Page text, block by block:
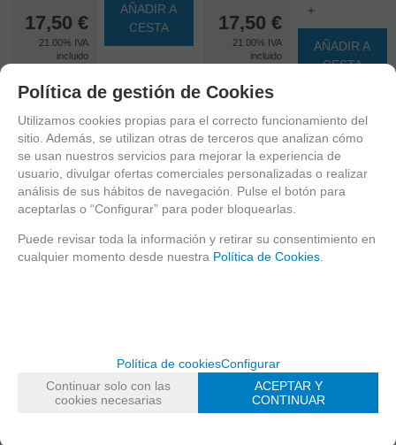
17,50 €
21.00% IVA
incluido
AÑADIR A
CESTA
17,50 €
21.00% IVA
incluido
+
AÑADIR A
CESTA
incluido
MICKY
ARTISTA
5000
PZAS.REF:17432.DIM:153X101
CM.RAVENSBURGER
EN STOCK
-
350
21.00%IVA
incluido
MICKEY
MOUSE
REF: 17828
40320 PZAS DIM:
680x192 cm.
ESTE ARTICULO
LLEVA UN COSTE
AÑADIR A
Política de gestión de Cookies
Utilizamos cookies propias para el correcto funcionamiento del
sitio. Además, se utilizan otras de terceros que analizan cómo
se usan nuestros servicios para mejorar la experiencia de
usuario, divulgar ofertas comerciales personalizadas o realizar
análisis de sus hábitos de navegación. Pulse el botón para
aceptarlas o “Configurar” para poder bloquearlas.
Puede revisar toda la información y retirar su consentimiento en
cualquier momento desde nuestra Política de Cookies
Política de cookiesConfigurar
Continuar solo con las
cookies necesarias
ACEPTAR Y
CONTINUAR